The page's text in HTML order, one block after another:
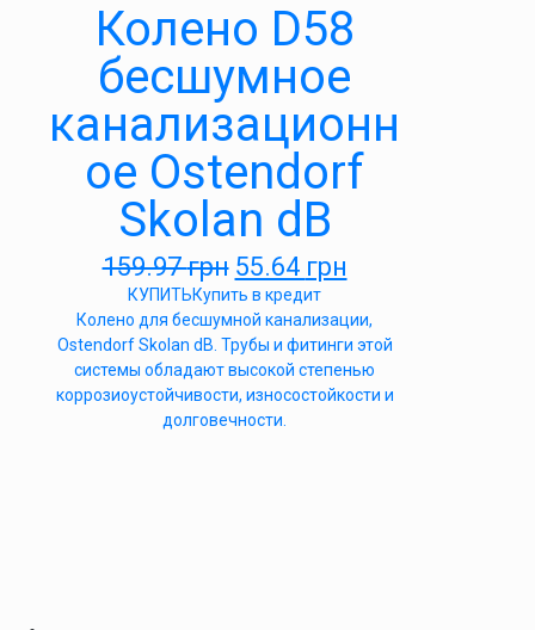
Колено D58
бесшумное
канализационн
ое Ostendorf
Skolan dB
159.97грн 55.64 грн
КУПИТЬКупить в кредит
Колено для бесшумной канализации,
Ostendorf Skolan dB. Трубы и фитинги этой
системы обладают высокой степенью
коррозиоустойчивости, износостойкости и
долговечности.